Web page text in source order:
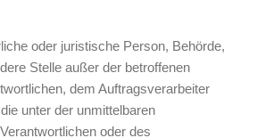
oder juristische Person, Behörde,
Stelle außer der betroffenen
dem Auftragsverarbeiter
unter der unmittelbaren
oder des